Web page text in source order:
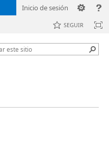
Inicio de sesión
SEGUIR